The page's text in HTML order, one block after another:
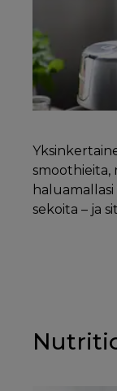
smoothieita,
haluamallasi
sekoita – ja